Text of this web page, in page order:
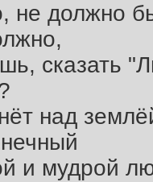
не должно
сказать
над
и мудрой